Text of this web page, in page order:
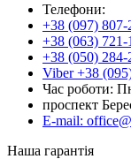
Телефони:
+38 (097) 807-
+38 (063) 721-
+38 (050) 284-
Viber +38
Час роботи:
проспект
E-mail:
Наша гарантія